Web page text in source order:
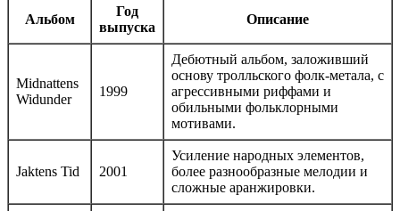
Альбом
Год
выпуска
Описание
Midnattens
Widunder
1999
Дебютный альбом, заложивший
основу тролльского фолк-метала, с
агрессивными риффами и
обильными фольклорными
мотивами.
Jaktens Tid 2001
Усиление народных элементов,
более разнообразные мелодии и
сложные аранжировки.